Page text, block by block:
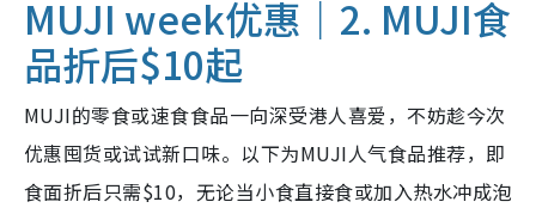
MUJI week优惠｜2. MUJI食
品折后$10起
MUJI的零食或速食食品一向深受港人喜爱，不妨趁今次
优惠囤货或试试新口味。以下为MUJI人气食品推荐，即
食面折后只需$10，无论当小食直接食或加入热水冲成泡